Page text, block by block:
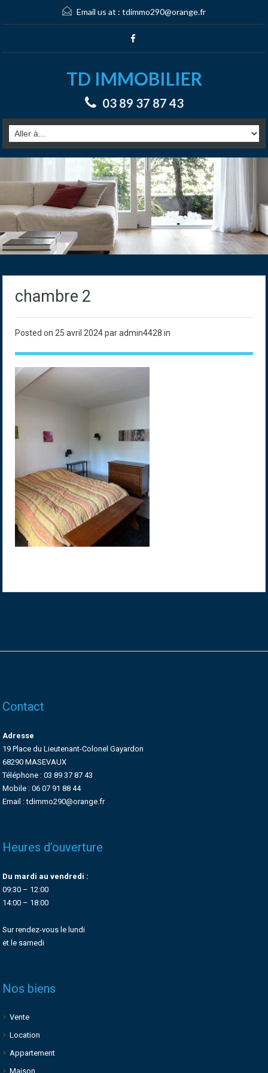
Email us at : tdimmo290@orange.fr
TD IMMOBILIER
03 89 37 87 43
chambre 2
Posted on 25 avril 2024par admin4428 in
Contact
Adresse
19 Place du Lieutenant-Colonel Gayardon
68290 MASEVAUX
Téléphone : 03 89 37 87 43
Mobile : 06 07 91 88 44
Email : tdimmo290@orange.fr
Heures d’ouverture
Du mardi au vendredi :
09:30 – 12:00
14:00 – 18:00
Sur rendez-vous le lundi
et le samedi
Nos biens
Vente
Location
Appartement
Maison